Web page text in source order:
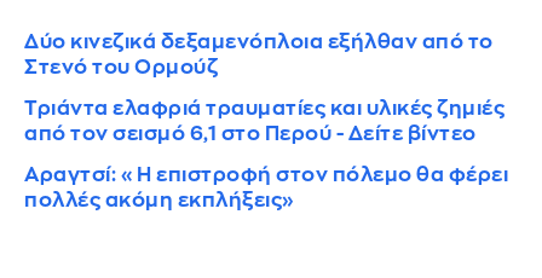
Δύο κινεζικά δεξαμενόπλοια εξήλθαν από το
Στενό του Ορμούζ
Τριάντα ελαφριά τραυματίες και υλικές ζημιές
από τον σεισμό 6,1 στο Περού - Δείτε βίντεο
Αραγτσί: «Η επιστροφή στον πόλεμο θα φέρει
πολλές ακόμη εκπλήξεις»